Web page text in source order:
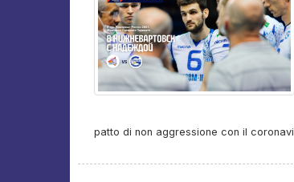
patto di non aggressione con il